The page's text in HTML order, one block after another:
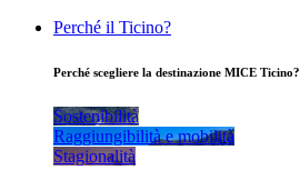
Perché il Ticino?
Perché scegliere la destinazione MICE Ticino?
Sostenibilità
Raggiungibilità e mobilità
Stagionalità